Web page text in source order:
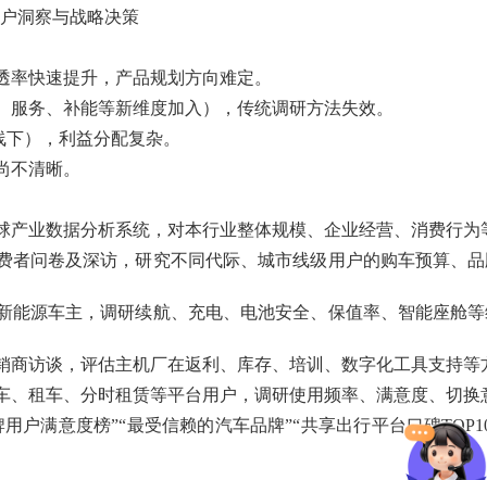
洞察与战略决策
快速提升，产品规划方向难定。
务、补能等新维度加入），传统调研方法失效。
），利益分配复杂。
清晰。
业数据分析系统，对本行业整体规模、企业经营、消费行
者问卷及深访，研究不同代际、城市线级用户的购车预算、
能源车主，调研续航、充电、电池安全、保值率、智能座舱
访谈，评估主机厂在返利、库存、培训、数字化工具支持
租车、分时租赁等平台用户，调研使用频率、满意度、切
户满意度榜”“最受信赖的汽车品牌”“共享出行平台口碑